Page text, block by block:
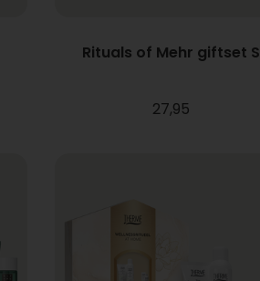
Rituals of Mehr giftset S
27,95